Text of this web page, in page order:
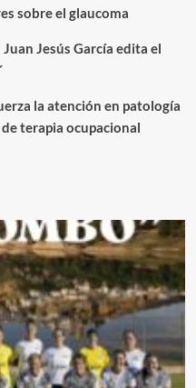
sobre el glaucoma
Jesús García edita el
la atención en patología
terapia ocupacional